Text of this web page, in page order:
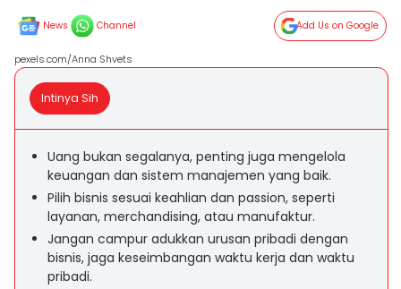
News Channel Add Us on Google
pexels.com/Anna Shvets
Intinya Sih
Uang bukan segalanya, penting juga mengelola
keuangan dan sistem manajemen yang baik.
Pilih bisnis sesuai keahlian dan passion, seperti
layanan, merchandising, atau manufaktur.
Jangan campur adukkan urusan pribadi dengan
bisnis, jaga keseimbangan waktu kerja dan waktu
pribadi.